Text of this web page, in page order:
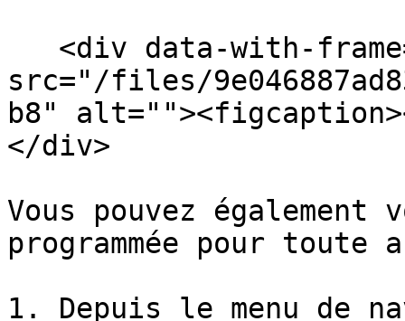
src="/files/
b8"
</div>
Vous pouvez
programmée pour toute
1. Depuis le menu de